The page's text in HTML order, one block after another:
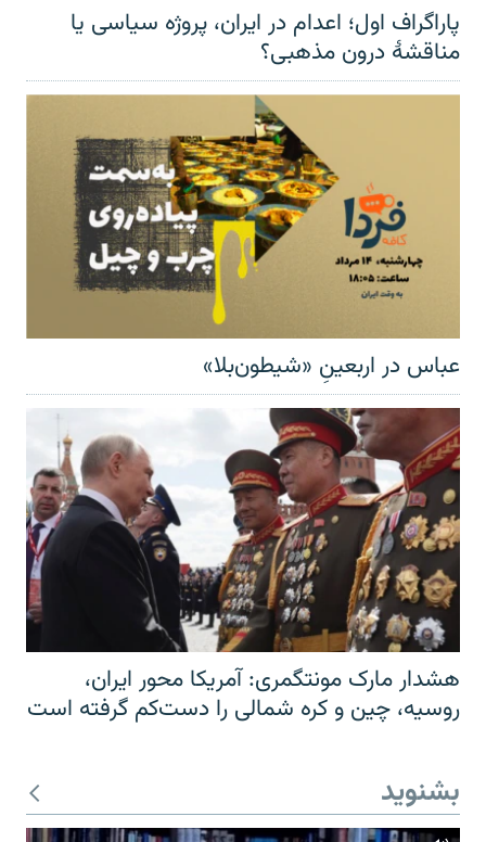
پاراگراف اول؛ اعدام در ایران، پروژه سیاسی یا
مناقشهٔ درون مذهبی؟
عباس در اربعینِ «شیطون‌بلا»
هشدار مارک مونتگمری: آمریکا محور ایران،
روسیه، چین و کره شمالی را دست‌کم گرفته است
بشنوید